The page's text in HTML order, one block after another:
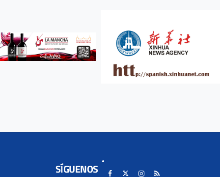
SÍGUENOS